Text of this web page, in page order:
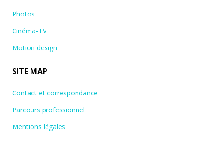
Photos
Cinéma-TV
Motion design
SITE MAP
Contact et correspondance
Parcours professionnel
Mentions légales